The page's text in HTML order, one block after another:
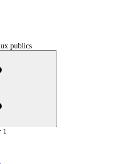
publics
1